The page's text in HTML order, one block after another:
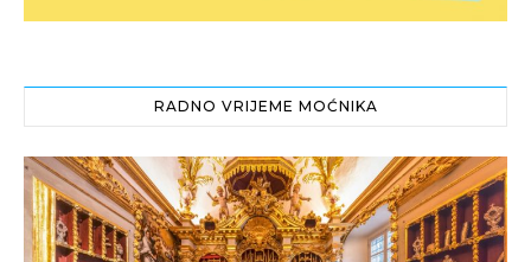
RADNO VRIJEME MOĆNIKA